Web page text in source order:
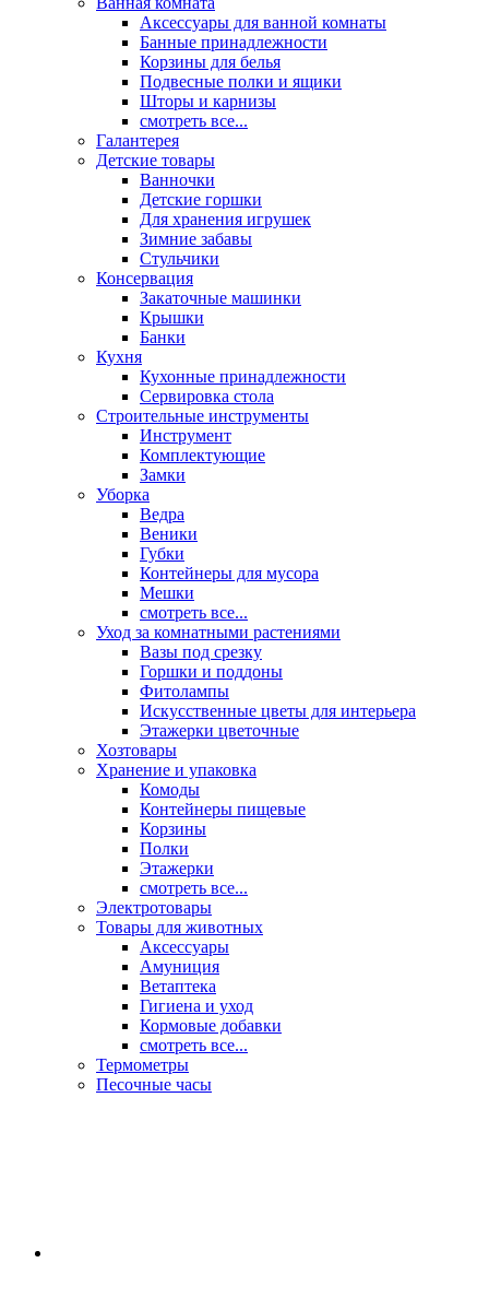
Аксессуары для ванной комнаты
Банные принадлежности
Корзины для белья
Подвесные полки и ящики
Шторы и карнизы
смотреть все...
Галантерея
Детские товары
Ванночки
Детские горшки
Для хранения игрушек
Зимние забавы
Стульчики
Консервация
Закаточные машинки
Крышки
Банки
Кухня
Кухонные принадлежности
Сервировка стола
Строительные инструменты
Инструмент
Комплектующие
Замки
Уборка
Ведра
Веники
Губки
Контейнеры для мусора
Мешки
смотреть все...
Уход за комнатными растениями
Вазы под срезку
Горшки и поддоны
Фитолампы
Искусственные цветы для интерьера
Этажерки цветочные
Хозтовары
Хранение и упаковка
Комоды
Контейнеры пищевые
Корзины
Полки
Этажерки
смотреть все...
Электротовары
Товары для животных
Аксессуары
Амуниция
Ветаптека
Гигиена и уход
Кормовые добавки
смотреть все...
Термометры
Песочные часы